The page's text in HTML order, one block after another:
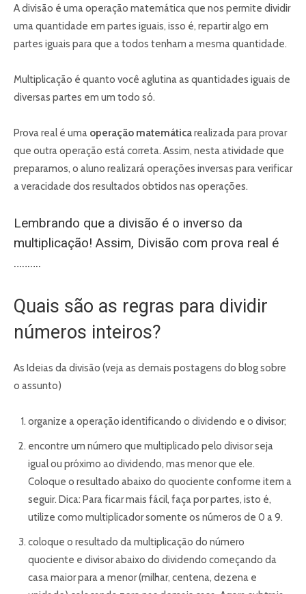
A divisão é uma operação matemática que nos permite dividir
uma quantidade em partes iguais, isso é, repartir algo em
partes iguais para que a todos tenham a mesma quantidade.
Multiplicação é quanto você aglutina as quantidades iguais de
diversas partes em um todo só.
Prova real é uma operação matemáticarealizada para provar
que outra operação está correta. Assim, nesta atividade que
preparamos, o aluno realizará operações inversas para verificar
a veracidade dos resultados obtidos nas operações.
Lembrando que a divisão é o inverso da
multiplicação! Assim, Divisão com prova real é
……….
Quais são as regras para dividir
números inteiros?
As Ideias da divisão (veja as demais postagens do blog sobre
o assunto)
organize a operação identificando o dividendo e o divisor;
encontre um número que multiplicado pelo divisor seja
igual ou próximo ao dividendo, mas menor que ele.
Coloque o resultado abaixo do quociente conforme item a
seguir. Dica: Para ficar mais fácil, faça por partes, isto é,
utilize como multiplicador somente os números de 0 a 9.
coloque o resultado da multiplicação do número
quociente e divisor abaixo do dividendo começando da
casa maior para a menor (milhar, centena, dezena e